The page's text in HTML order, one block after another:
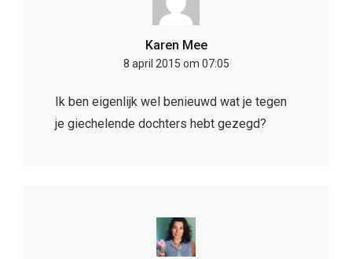
Karen Mee
8 april 2015 om 07:05
Ik ben eigenlijk wel benieuwd wat je tegen
je giechelende dochters hebt gezegd?